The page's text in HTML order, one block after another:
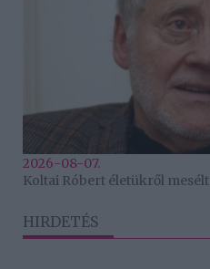
2026-08-07.
Koltai Róbert életükről mesélt
HIRDETÉS